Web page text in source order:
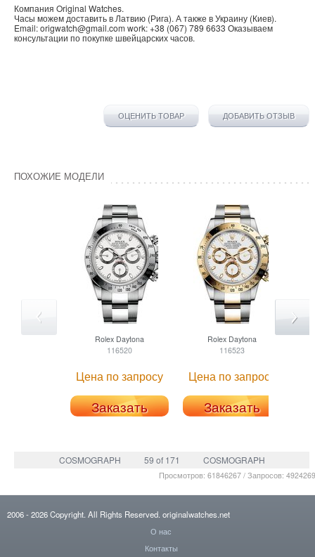
Компания Original Watches.
Часы можем доставить в Латвию (Рига). А также вУкраину (Киев).
Email:origwatch@gmail.com work:+38 (067) 789 6633 Оказываем
консультации по покупке швейцарских часов.
ОЦЕНИТЬ ТОВАР ДОБАВИТЬ ОТЗЫВ
ПОХОЖИЕ МОДЕЛИ
Rolex Daytona
116520
Цена по запросу
Заказать
Rolex Daytona
116523
Цена по запросу
Заказать
COSMOGRAPH 59 of 171 COSMOGRAPH
Просмотров: 61846267 / Запросов:
2006- 2026Copyright. All Rights Reserved. originalwatches.net
О нас
Контакты